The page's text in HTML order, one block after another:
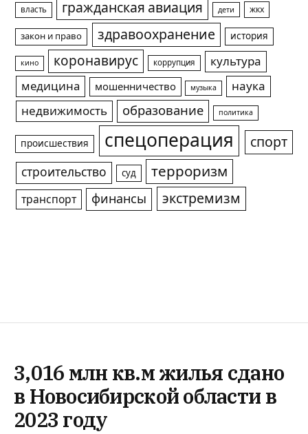
власть гражданская авиация дети жкх
закон и право здравоохранение история
кино коронавирус коррупция
культура
медицина
мошенничество музыка
наука
недвижимость
образование политика
происшествия спецоперация спорт
строительство суд терроризм
транспорт финансы экстремизм
3,016 млн кв.м жилья сдано
в Новосибирской области в
2023 году